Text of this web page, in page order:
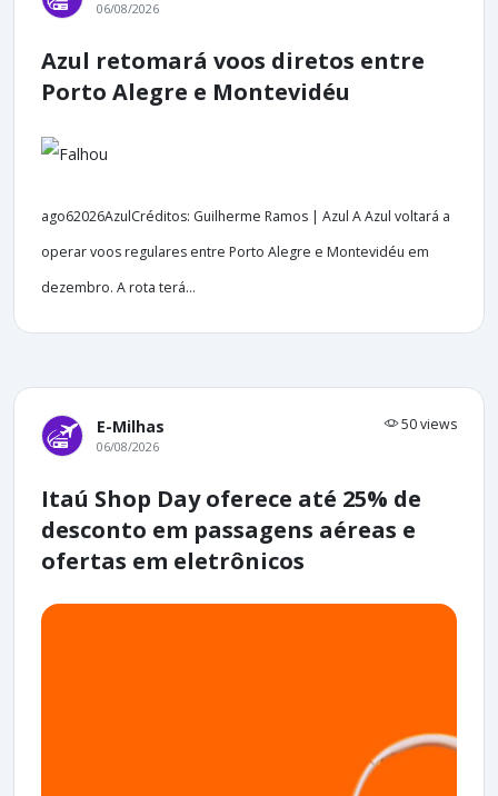
06/08/2026
Azul retomará voos diretos entre
Porto Alegre e Montevidéu
ago62026AzulCréditos: Guilherme Ramos | Azul A Azul voltará a
operar voos regulares entre Porto Alegre e Montevidéu em
dezembro. A rota terá...
E-Milhas 50 views
06/08/2026
Itaú Shop Day oferece até 25% de
desconto em passagens aéreas e
ofertas em eletrônicos